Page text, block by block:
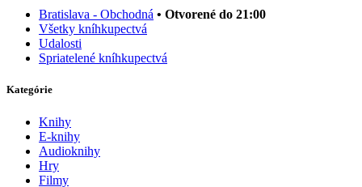
Bratislava - Obchodná • Otvorené do 21:00
Všetky kníhkupectvá
Udalosti
Spriatelené kníhkupectvá
Kategórie
Knihy
E-knihy
Audioknihy
Hry
Filmy